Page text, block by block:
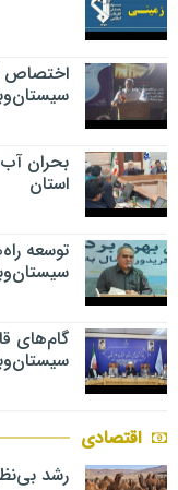
بحران
استان
توسعه
گام‌های
اقتصادی
رشد